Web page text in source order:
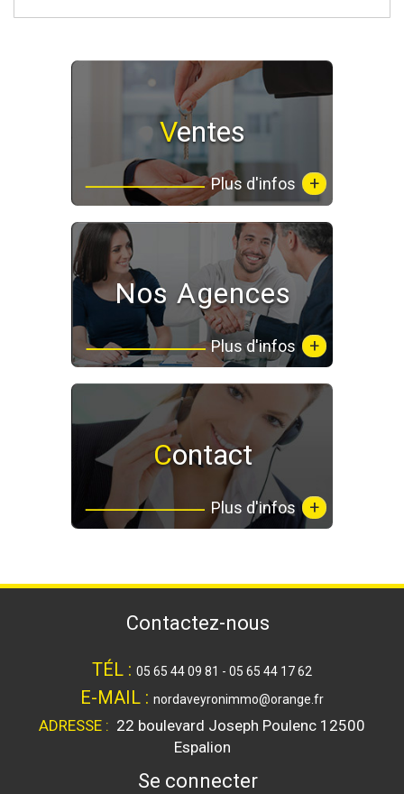
Ventes
Plus d'infos +
Nos Agences
Plus d'infos +
Contact
Plus d'infos +
contactez-nous
TÉL : 05 65 44 09 81 - 05 65 44 17 62
E-MAIL : nordaveyronimmo@orange.fr
ADRESSE : 22 boulevard Joseph Poulenc 12500
Espalion
se connecter